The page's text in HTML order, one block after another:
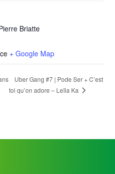
Briatte
+ Google Map
Uber Gang #7 | Pode Ser + C’est
toi qu’on adore – Leïla Ka